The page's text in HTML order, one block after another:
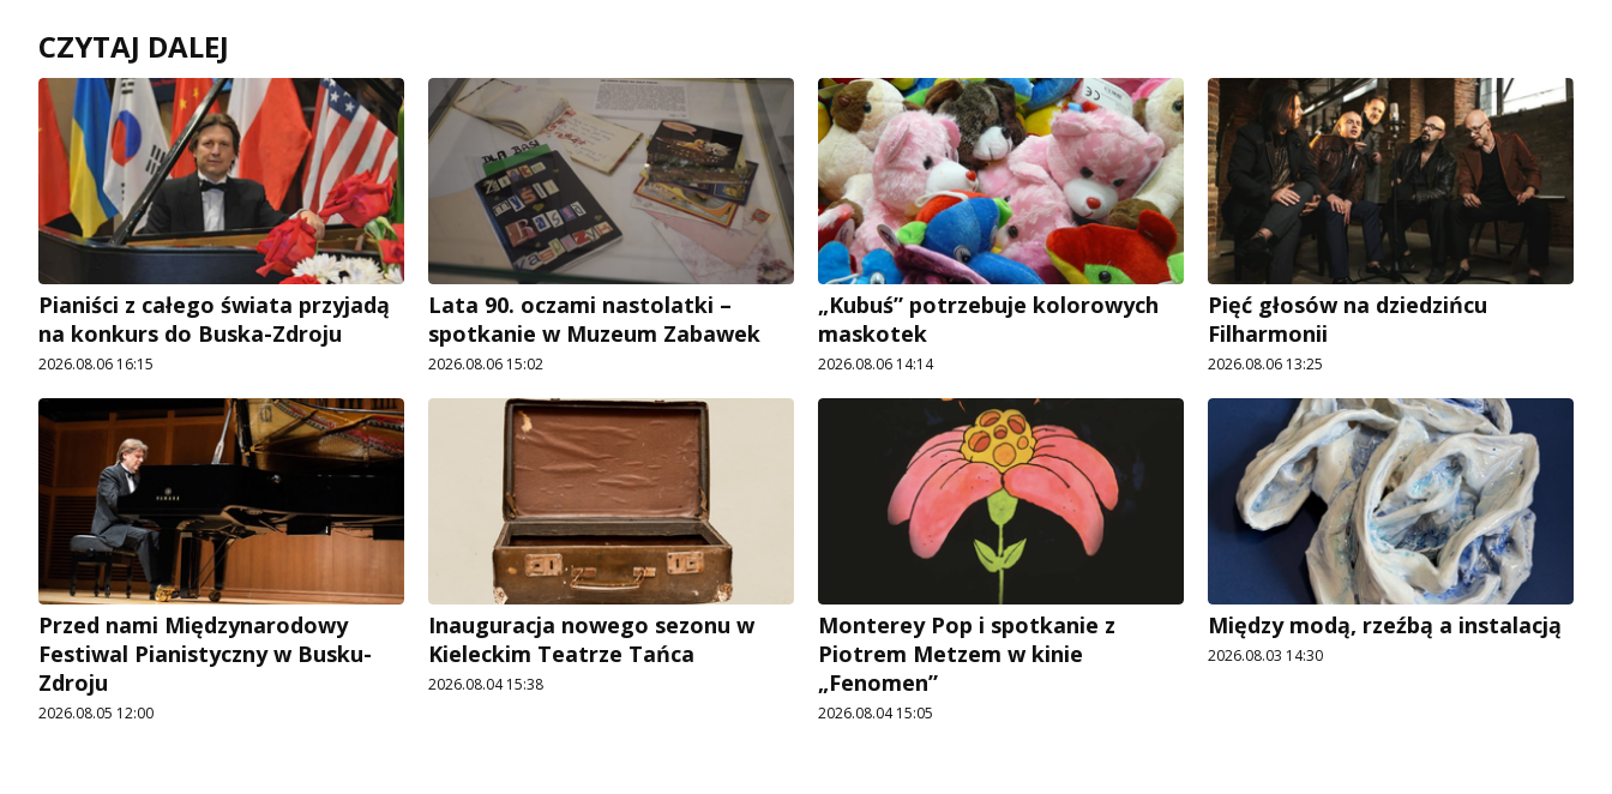
CZYTAJ DALEJ
Pianiści z całego świata przyjadą
na konkurs do Buska-Zdroju
2026.08.06 16:15
Lata 90. oczami nastolatki –
spotkanie w Muzeum Zabawek
2026.08.06 15:02
„Kubuś” potrzebuje kolorowych
maskotek
2026.08.06 14:14
Pięć głosów na dziedzińcu
Filharmonii
2026.08.06 13:25
Przed nami Międzynarodowy
Festiwal Pianistyczny w Busku-
Zdroju
2026.08.05 12:00
Inauguracja nowego sezonu w
Kieleckim Teatrze Tańca
2026.08.04 15:38
Monterey Pop i spotkanie z
Piotrem Metzem w kinie
„Fenomen”
2026.08.04 15:05
Między modą, rzeźbą a instalacją
2026.08.03 14:30